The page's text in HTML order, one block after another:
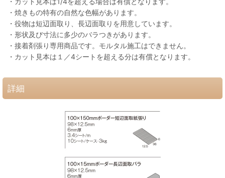
・焼きもの特有の自然な色幅があります。
・役物は短辺面取り、長辺面取りを用意しています。
・形状及び寸法に多少のバラつきがあります。
・接着剤張り専用商品です。モルタル施工はできません。
・カット見本は１／4シートを超える分は有償となります。
詳細